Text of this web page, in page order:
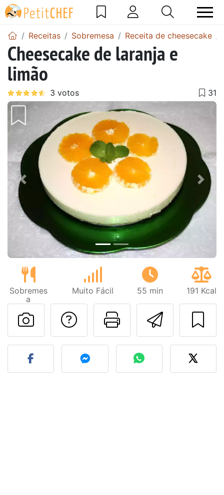
Receitas Sobremesa Receita de cheesecake
Cheesecake de laranja e
limão
Anterior Next
Sobremes
a
Muito Fácil 55 min 191 Kcal
Imprima
Falar com o autor
Fez esta receita?